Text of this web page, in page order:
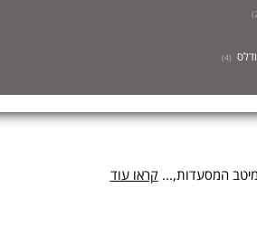
)
(
4
)
המסעדות,... קראו עוד